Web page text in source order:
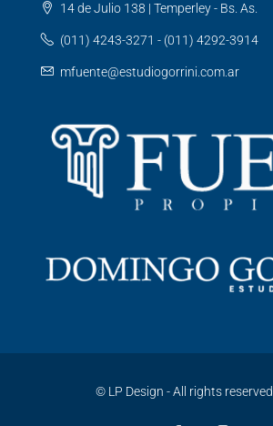
14 de Julio 138 | Temperley - Bs. As.
(011) 4243-3271 - (011) 4292-3914
mfuente@estudiogorrini.com.ar
© LP Design - All rights reserved